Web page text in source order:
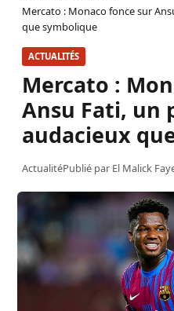
Mercato : Monaco fonce sur
que symbolique
ACTUALITÉS
Mercato :
Ansu Fati, un
audacieux
ActualitéPublié par El Malick